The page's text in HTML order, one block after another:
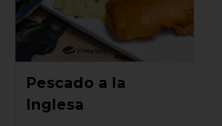
Pescado a la
Inglesa